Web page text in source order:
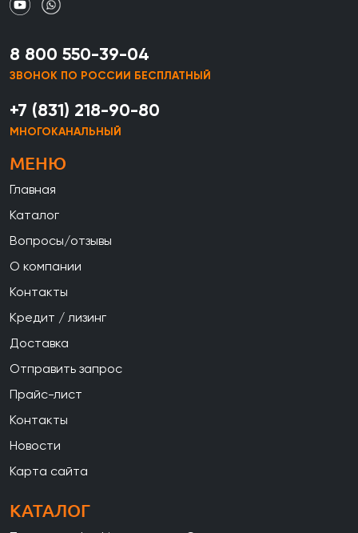
8 800 550-39-04
ЗВОНОК ПО РОССИИ БЕСПЛАТНЫЙ
+7 (831) 218-90-80
МНОГОКАНАЛЬНЫЙ
МЕНЮ
Главная
Каталог
Вопросы/отзывы
О компании
Контакты
Кредит / лизинг
Доставка
Отправить запрос
Прайс-лист
Контакты
Новости
Карта сайта
КАТАЛОГ